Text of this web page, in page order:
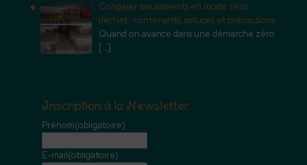
Congeler ses aliments en mode zéro
déchet : contenants, astuces et précautions
Quand on avance dans une démarche zéro
[…]
Inscription à la Newsletter
Prénom(obligatoire)
E-mail(obligatoire)